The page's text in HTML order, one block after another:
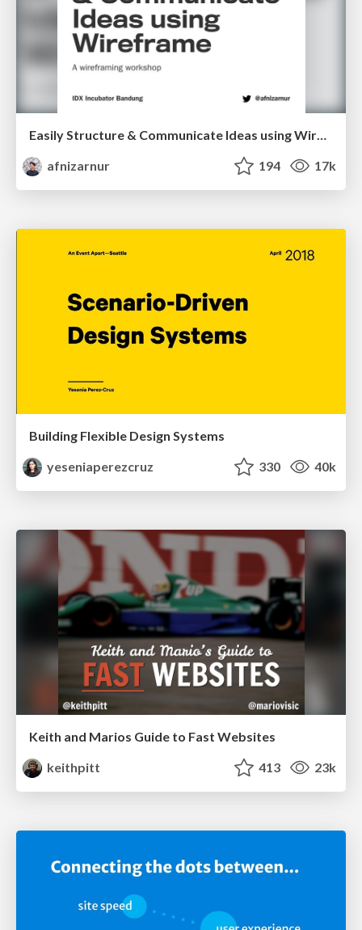
afnizarnur
194 17k
Building Flexible Design Systems
yeseniaperezcruz
330 40k
Keith and Marios Guide to Fast Websites
keithpitt
413 23k